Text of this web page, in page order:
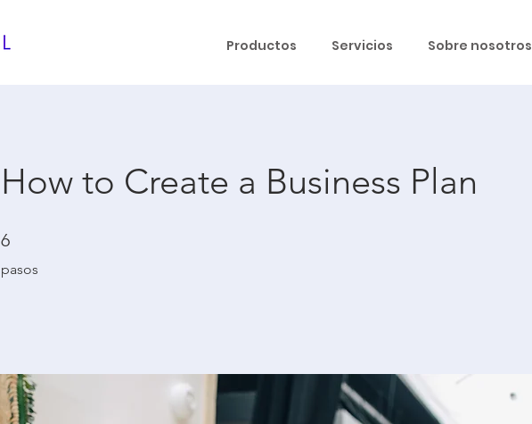
Productos Servicios Sobre nosotros
How to Create a Business Plan
6
pasos
6 pasos